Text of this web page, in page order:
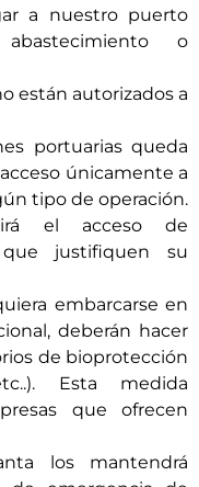
a nuestro puerto
o
están autorizados a
portuarias queda
únicamente a
tipo de operación.
el acceso de
justifiquen su
embarcarse en
deberán hacer
de bioprotección
Esta medida
que ofrecen
los mantendrá